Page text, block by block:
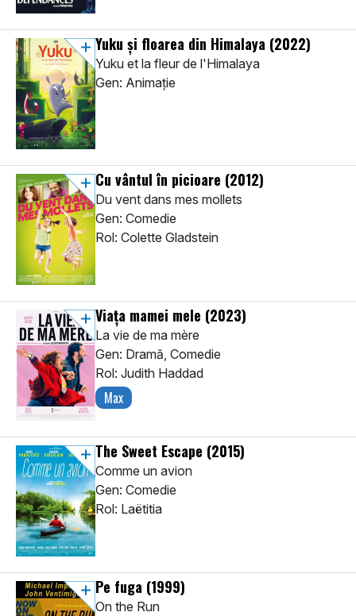
Yuku și floarea din Himalaya (2022)
Yuku et la fleur de l'Himalaya
Gen: Animaţie
Cu vântul în picioare (2012)
Du vent dans mes mollets
Gen: Comedie
Rol: Colette Gladstein
Viața mamei mele (2023)
La vie de ma mère
Gen: Dramă, Comedie
Rol: Judith Haddad
Max
The Sweet Escape (2015)
Comme un avion
Gen: Comedie
Rol: Laëtitia
Pe fuga (1999)
On the Run